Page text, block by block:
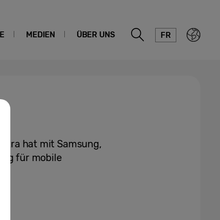
MEDIEN ÜBER UNS FR
hat mit Samsung,
für mobile